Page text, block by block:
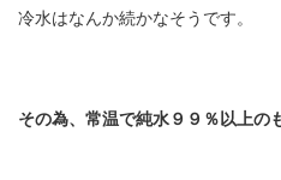
冷水はなんか続かなそうです。
その為、常温で純水９９％以上の